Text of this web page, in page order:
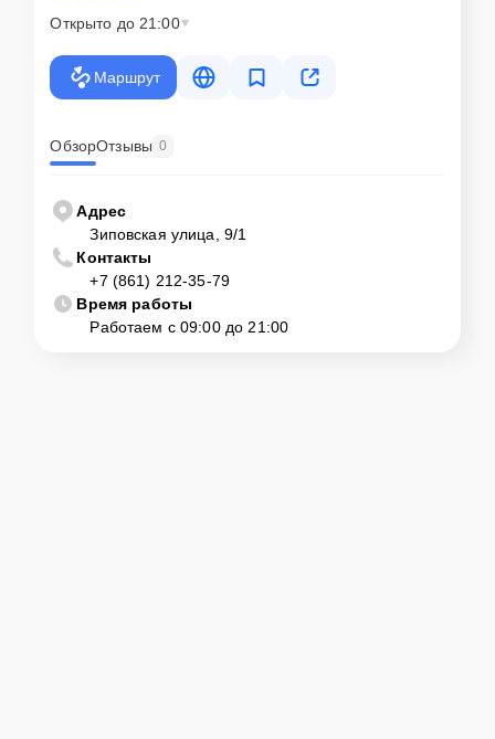
Открыто до 21:00
Маршрут
ОбзорОтзывы 0
Адрес
Зиповская улица, 9/1
Контакты
+7 (861) 212-35-79
Время работы
Работаем с 09:00 до 21:00